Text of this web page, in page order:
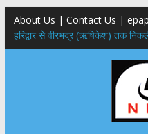
About Us | Contact Us |
​हरिद्वार से वीरभद्र (ऋषिकेश) तक
सूर्या ने की देश व प्रदेशवासियों के
नंदा की चौकी पुल हादसा: PWD के
मुख्यमंत्री ने 9 लाख 87 हजार17
राष्ट्रीय हथकरघा दिवस पर